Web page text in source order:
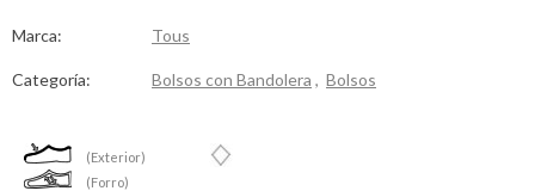
Marca: Tous
Categoría: Bolsos con Bandolera , Bolsos
(Exterior)
(Forro)